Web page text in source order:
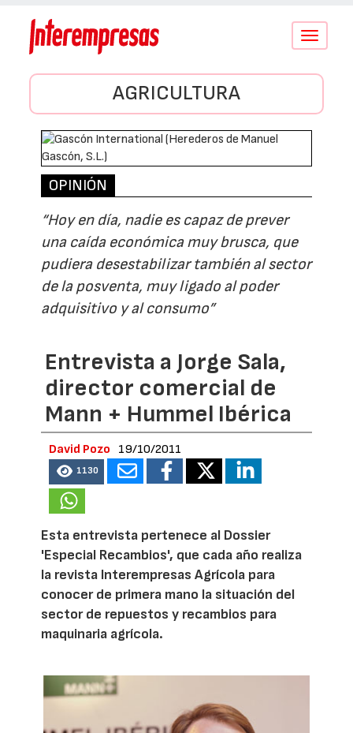
Conmutar
AGRICULTURA
OPINIÓN
“Hoy en día, nadie es capaz de prever
una caída económica muy brusca, que
pudiera desestabilizar también al sector
de la posventa, muy ligado al poder
adquisitivo y al consumo”
Entrevista a Jorge Sala,
director comercial de
Mann + Hummel Ibérica
David Pozo 19/10/2011
1130
Esta entrevista pertenece al Dossier
'Especial Recambios', que cada año realiza
la revista Interempresas Agrícola para
conocer de primera mano la situación del
sector de repuestos y recambios para
maquinaria agrícola.